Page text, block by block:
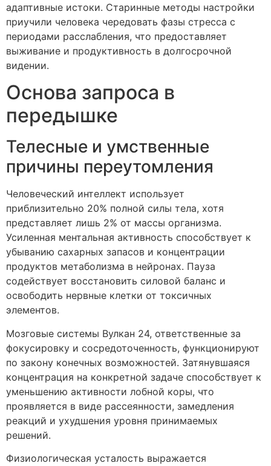
адаптивные истоки. Старинные методы настройки
приучили человека чередовать фазы стресса с
периодами расслабления, что предоставляет
выживание и продуктивность в долгосрочной
видении.
Основа запроса в
передышке
Телесные и умственные
причины переутомления
Человеческий интеллект использует
приблизительно 20% полной силы тела, хотя
представляет лишь 2% от массы организма.
Усиленная ментальная активность способствует к
убыванию сахарных запасов и концентрации
продуктов метаболизма в нейронах. Пауза
содействует восстановить силовой баланс и
освободить нервные клетки от токсичных
элементов.
Мозговые системы Вулкан 24, ответственные за
фокусировку и сосредоточенность, функционируют
по закону конечных возможностей. Затянувшаяся
концентрация на конкретной задаче способствует к
уменьшению активности лобной коры, что
проявляется в виде рассеянности, замедления
реакций и ухудшения уровня принимаемых
решений.
Физиологическая усталость выражается